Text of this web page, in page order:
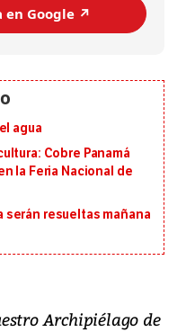
en Google ↗️
agua
Cobre Panamá
la Feria Nacional de
serán resueltas mañana
Archipiélago de